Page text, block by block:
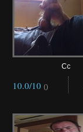
Cc
10.0/10 ()